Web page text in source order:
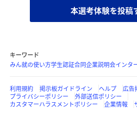
本選考体験を投稿
キーワード
みん就の使い方学生認証合同企業説明会インタ
利用規約 掲示板ガイドライン ヘルプ 広告
プライバシーポリシー
外部送信ポリシー
カスタマーハラスメントポリシー
企業情報